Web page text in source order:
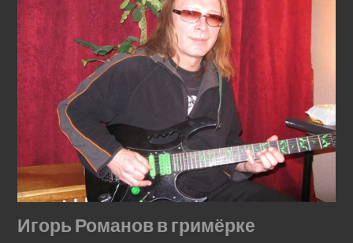
Игорь Романов в гримёрке